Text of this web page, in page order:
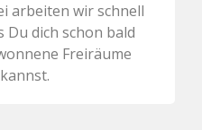
arbeiten wir schnell
Du dich schon bald
Freiräume